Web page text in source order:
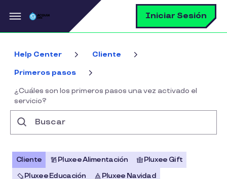
Pasar al contenido principal Iniciar Sesión
Help Center Cliente
Primeros pasos
¿Cuáles son los primeros pasos una vez activado el
servicio?
Cliente Pluxee Alimentación
Pluxee Gift
Pluxee Educación
Pluxee Navidad